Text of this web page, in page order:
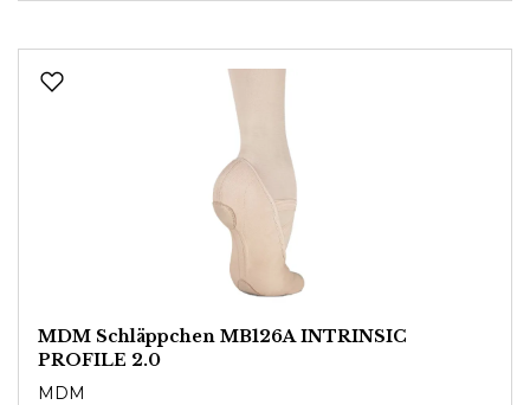
MDM Schläppchen MB126A INTRINSIC
PROFILE 2.0
MDM